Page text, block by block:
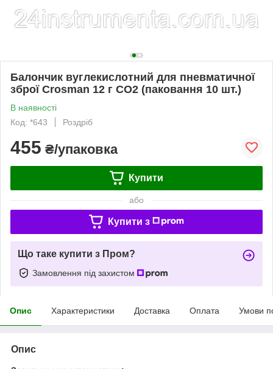
Балончик вуглекислотний для пневматичної
зброї Crosman 12 г СО2 (паковання 10 шт.)
В наявності
Код: *643
Роздріб
455 ₴/упаковка
Купити
або
Купити з
Що таке купити з Пром?
Замовлення під захистом
Опис Характеристики Доставка Оплата Умови
Опис